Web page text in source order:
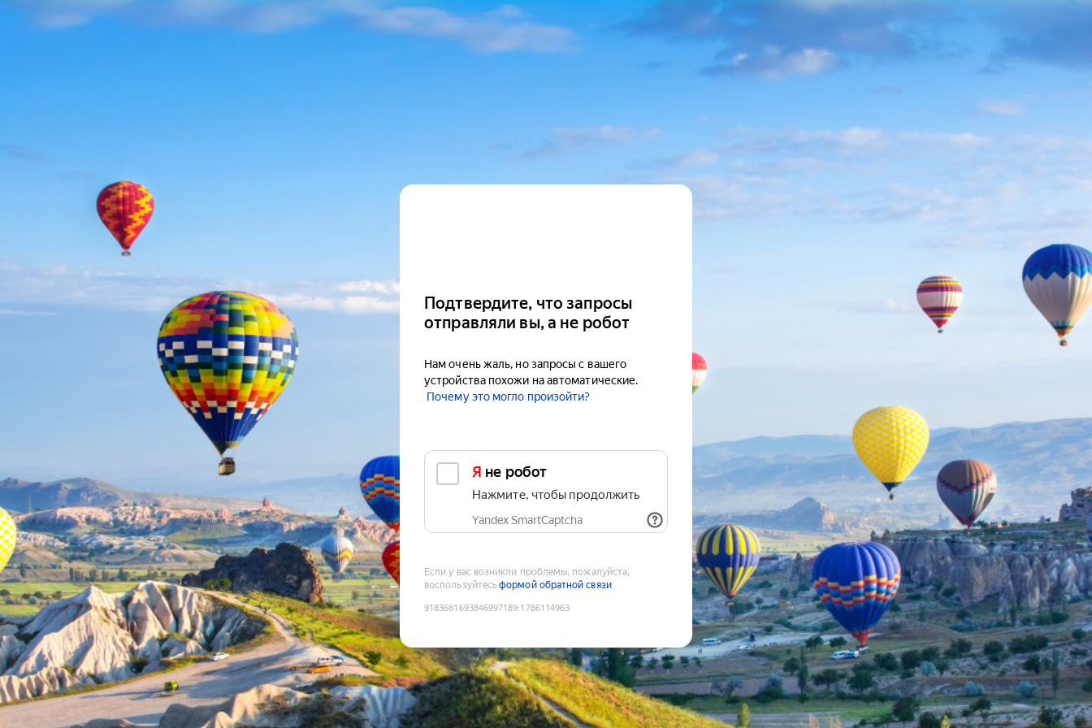
Подтвердите, что запросы
отправляли вы, а не робот
Нам очень жаль, но запросы с вашего
устройства похожи на автоматические.
Почему это могло произойти?
Я не робот
Нажмите, чтобы продолжить
Yandex SmartCaptcha
Если у вас возникли проблемы, пожалуйста,
воспользуйтесьформой обратной связи
9183681693846997189:1786114963